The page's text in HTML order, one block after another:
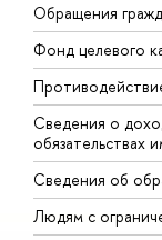
Обращения
Фонд целевого
Сведения о
обязательствах
Сведения об
Людям с